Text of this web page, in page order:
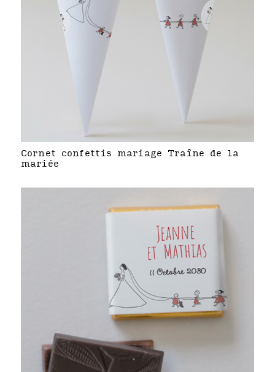
Cornet confettis mariage Traîne de la
mariée